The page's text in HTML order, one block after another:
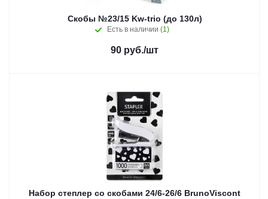
Скобы №23/15 Kw-trio (до 130л)
Есть в наличии (1)
90 руб./шт
Набор степлер со скобами 24/6-26/6 BrunoViscont